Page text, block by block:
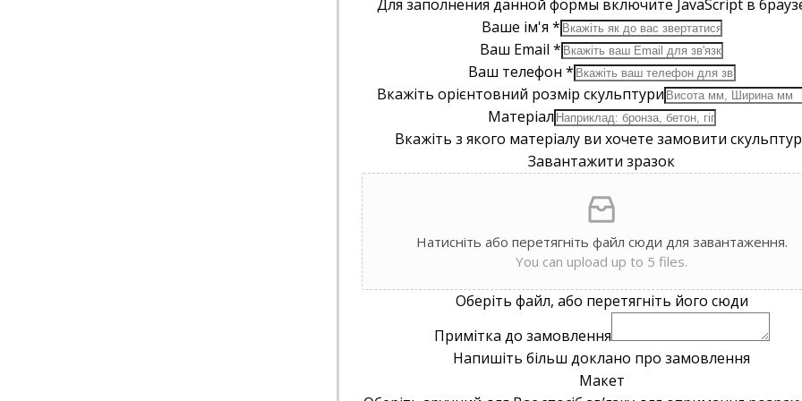
Для заполнения данной формы включите JavaScript в
Ваше ім'я *
Ваш Email *
Ваш телефон *
Вкажіть орієнтовний розмір скульптури
Матеріал
Вкажіть з якого матеріалу ви хочете замовити
Завантажити зразок
Натисніть або перетягніть файл сюди для завантаження.
You can upload up to 5 files.
Оберіть файл, або перетягніть його сюди
Примітка до замовлення
Напишіть більш доклано про замовлення
Макет